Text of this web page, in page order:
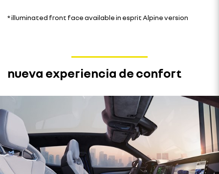
* illuminated front face available in esprit Alpine version
nueva experiencia de confort